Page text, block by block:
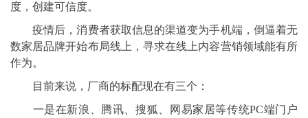
度，创建可信度。
疫情后，消费者获取信息的渠道变为手机端，倒逼着无
数家居品牌开始布局线上，寻求在线上内容营销领域能有所
作为。
目前来说，厂商的标配现在有三个：
一是在新浪、腾讯、搜狐、网易家居等传统PC端门户